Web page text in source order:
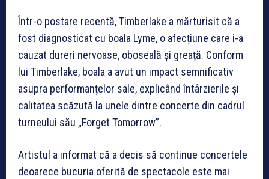
Într-o postare recentă, Timberlake a mărturisit că a
fost diagnosticat cu boala Lyme, o afecțiune care i-a
cauzat dureri nervoase, oboseală și greață. Conform
lui Timberlake, boala a avut un impact semnificativ
asupra performanțelor sale, explicând întârzierile și
calitatea scăzută la unele dintre concerte din cadrul
turneului său „Forget Tomorrow”.
Artistul a informat că a decis să continue concertele
deoarece bucuria oferită de spectacole este mai